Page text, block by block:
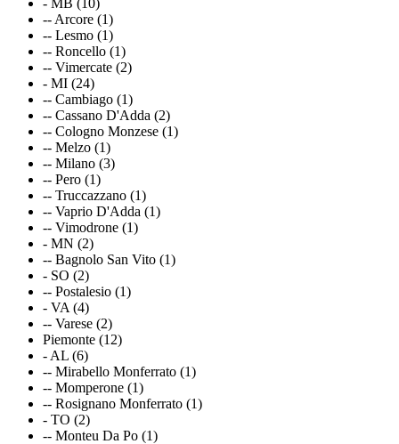
-- Arcore (1)
-- Lesmo (1)
-- Roncello (1)
-- Vimercate (2)
- MI (24)
-- Cambiago (1)
-- Cassano D'Adda (2)
-- Cologno Monzese (1)
-- Melzo (1)
-- Milano (3)
-- Pero (1)
-- Truccazzano (1)
-- Vaprio D'Adda (1)
-- Vimodrone (1)
- MN (2)
-- Bagnolo San Vito (1)
- SO (2)
-- Postalesio (1)
- VA (4)
-- Varese (2)
Piemonte (12)
- AL (6)
-- Mirabello Monferrato (1)
-- Momperone (1)
-- Rosignano Monferrato (1)
- TO (2)
-- Monteu Da Po (1)